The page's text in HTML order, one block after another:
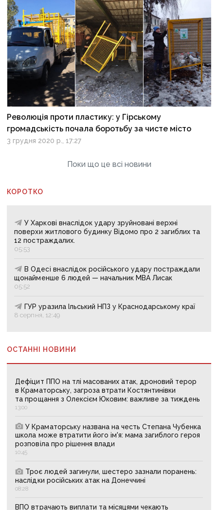
Революція проти пластику: у Гірському
громадськість почала боротьбу за чисте місто
3 грудня 2020 р., 17:27
Поки що це всі новини
КОРОТКО
У Харкові внаслідок удару зруйновані верхні
поверхи житлового будинку Відомо про 2 загиблих та
12 постраждалих.
05:53
В Одесі внаслідок російського удару постраждали
щонайменше 6 людей — начальник МВА Лисак
05:52
ГУР уразила Ільський НПЗ у Краснодарському краї
8 серпня, 12:49
ОСТАННІ НОВИНИ
Дефіцит ППО на тлі масованих атак, дроновий терор
в Краматорську, загроза втрати Костянтинівки
та прощання з Олексієм Юковим: важливе за тиждень
13:00
У Краматорську названа на честь Степана Чубенка
школа може втратити його ім'я: мама загиблого героя
розповіла про рішення влади
10:45
Троє людей загинули, шестеро зазнали поранень:
наслідки російських атак на Донеччині
08:28
ВПО втрачають виплати та місяцями чекають